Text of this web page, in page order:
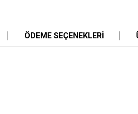
ÖDEME SEÇENEKLERI